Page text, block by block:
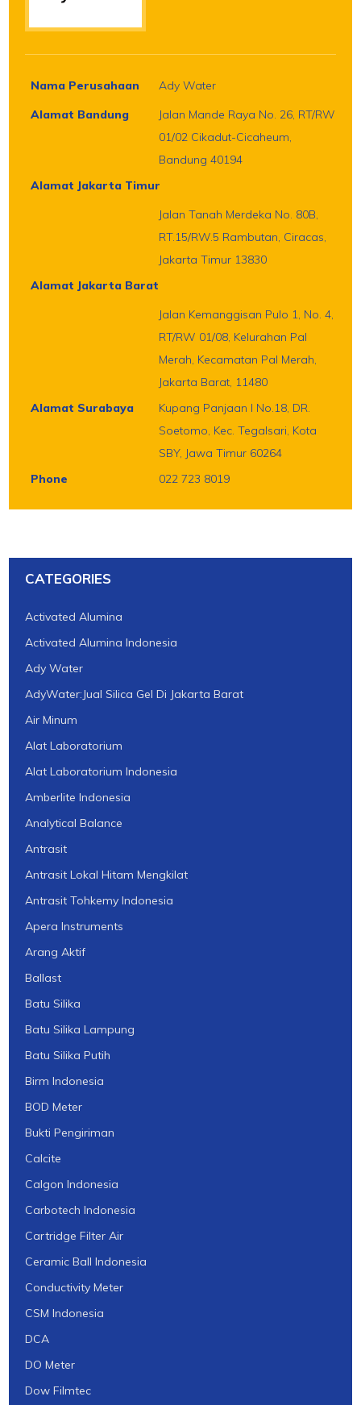
Nama Perusahaan
Ady Water
Alamat Bandung
Jalan Mande Raya No. 26, RT/RW
01/02 Cikadut-Cicaheum,
Bandung 40194
Alamat Jakarta Timur
Jalan Tanah Merdeka No. 80B,
RT.15/RW.5 Rambutan, Ciracas,
Jakarta Timur 13830
Alamat Jakarta Barat
Jalan Kemanggisan Pulo 1, No. 4,
RT/RW 01/08, Kelurahan Pal
Merah, Kecamatan Pal Merah,
Jakarta Barat, 11480
Alamat Surabaya
Kupang Panjaan I No.18, DR.
Soetomo, Kec. Tegalsari, Kota
SBY, Jawa Timur 60264
Phone
022 723 8019
CATEGORIES
Activated Alumina
Activated Alumina Indonesia
Ady Water
AdyWater:Jual Silica Gel Di Jakarta Barat
Air Minum
Alat Laboratorium
Alat Laboratorium Indonesia
Amberlite Indonesia
Analytical Balance
Antrasit
Antrasit Lokal Hitam Mengkilat
Antrasit Tohkemy Indonesia
Apera Instruments
Arang Aktif
Ballast
Batu Silika
Batu Silika Lampung
Batu Silika Putih
Birm Indonesia
BOD Meter
Bukti Pengiriman
Calcite
Calgon Indonesia
Carbotech Indonesia
Cartridge Filter Air
Ceramic Ball Indonesia
Conductivity Meter
CSM Indonesia
DCA
DO Meter
Dow Filmtec